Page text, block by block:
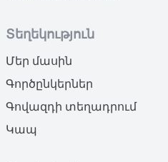
Տեղեկություն
Մեր մասին
Գործընկերներ
Գովազդի տեղադրում
Կապ